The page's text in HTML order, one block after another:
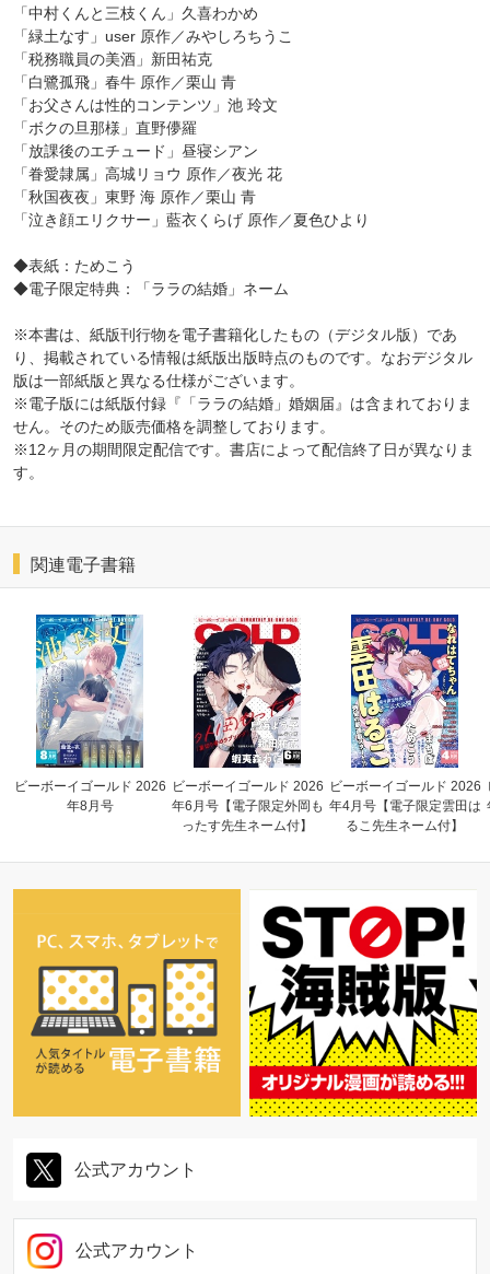
「中村くんと三枝くん」久喜わかめ
「緑土なす」user 原作／みやしろちうこ
「税務職員の美酒」新田祐克
「白鷺孤飛」春牛 原作／栗山 青
「お父さんは性的コンテンツ」池 玲文
「ボクの旦那様」直野儚羅
「放課後のエチュード」昼寝シアン
「眷愛隷属」高城リョウ 原作／夜光 花
「秋国夜夜」東野 海 原作／栗山 青
「泣き顔エリクサー」藍衣くらげ 原作／夏色ひより
◆表紙：ためこう
◆電子限定特典：「ララの結婚」ネーム
※本書は、紙版刊行物を電子書籍化したもの（デジタル版）であ
り、掲載されている情報は紙版出版時点のものです。なおデジタル
版は一部紙版と異なる仕様がございます。
※電子版には紙版付録『「ララの結婚」婚姻届』は含まれておりま
せん。そのため販売価格を調整しております。
※12ヶ月の期間限定配信です。書店によって配信終了日が異なりま
す。
関連電子書籍
ビーボーイゴールド 2026
年8月号
ビーボーイゴールド 2026
年6月号【電子限定外岡も
ったす先生ネーム付】
ビーボーイゴールド 2026
年4月号【電子限定雲田は
るこ先生ネーム付】
公式アカウント
公式アカウント